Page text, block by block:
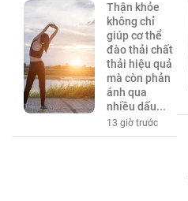
Thận khỏe
không chỉ
giúp cơ thể
đào thải chất
thải hiệu quả
mà còn phản
ánh qua
nhiều dấu...
13 giờ trước